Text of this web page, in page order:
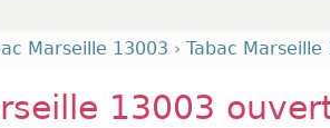
Marseille 13003 › Tabac
13003